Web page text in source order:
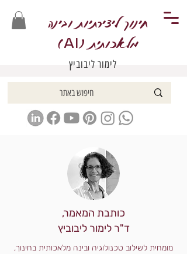
חינוך ליצירתיות ובינה
מלאכותית (AI
)
לימור ליבוביץ
כותבת המאמר,
ד"ר לימור ליבוביץ
מומחית לשילוב טכנולוגיה ובינה מלאכותית בחינוך,